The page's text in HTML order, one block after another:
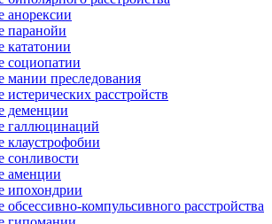
анорексии
паранойи
кататонии
социопатии
мании преследования
истерических расстройств
деменции
галлюцинаций
клаустрофобии
сонливости
аменции
ипохондрии
обсессивно-компульсивного расстройства